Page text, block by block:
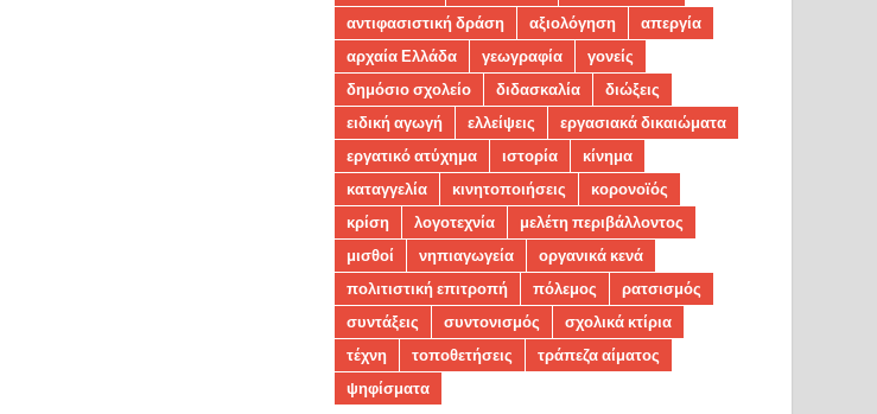
αντιφασιστική δράση
αξιολόγηση
απεργία
αρχαία Ελλάδα
γεωγραφία
γονείς
δημόσιο σχολείο
διδασκαλία
διώξεις
ειδική αγωγή
ελλείψεις
εργασιακά δικαιώματα
εργατικό ατύχημα
ιστορία
κίνημα
καταγγελία
κινητοποιήσεις
κορονοϊός
κρίση
λογοτεχνία
μελέτη περιβάλλοντος
μισθοί
νηπιαγωγεία
οργανικά κενά
πολιτιστική επιτροπή
πόλεμος
ρατσισμός
συντάξεις
συντονισμός
σχολικά κτίρια
τέχνη
τοποθετήσεις
τράπεζα αίματος
ψηφίσματα